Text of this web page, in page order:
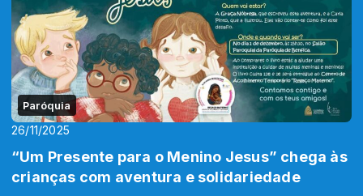
Paróquia
26/11/2025
“Um Presente para o Menino Jesus” chega às
crianças com aventura e solidariedade